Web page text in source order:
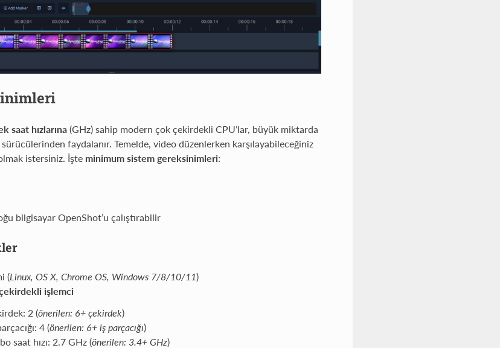
saat hızlarına(GHz) sahip modern çok çekirdekli CPU’lar, büyük miktarda
sürücülerinden faydalanır. Temelde, video düzenlerken karşılayabileceğiniz
istersiniz. İşte minimum sistem gereksinimleri:
bilgisayar OpenShot’u çalıştırabilir
(Linux, OS X, Chrome OS, Windows 7/8/10/11)
işlemci
2 (önerilen: 6+ çekirdek)
4 (önerilen: 6+ iş parçacığı)
saat hızı: 2.7 GHz (önerilen: 3.4+ GHz)